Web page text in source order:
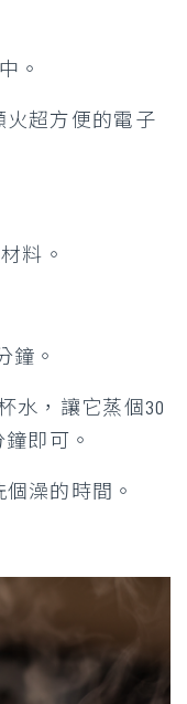
。
火超方便的電子
料。
鐘。
水，讓它蒸個30
即可。
澡的時間。